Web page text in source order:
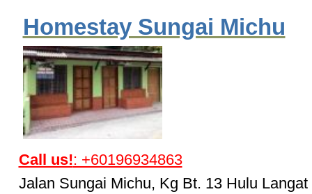
Homestay Sungai Michu
Call us!: +60196934863
Jalan Sungai Michu, Kg Bt. 13 Hulu Langat